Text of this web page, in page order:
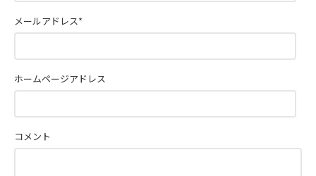
コメント
メールアドレス*
ホームページアドレス